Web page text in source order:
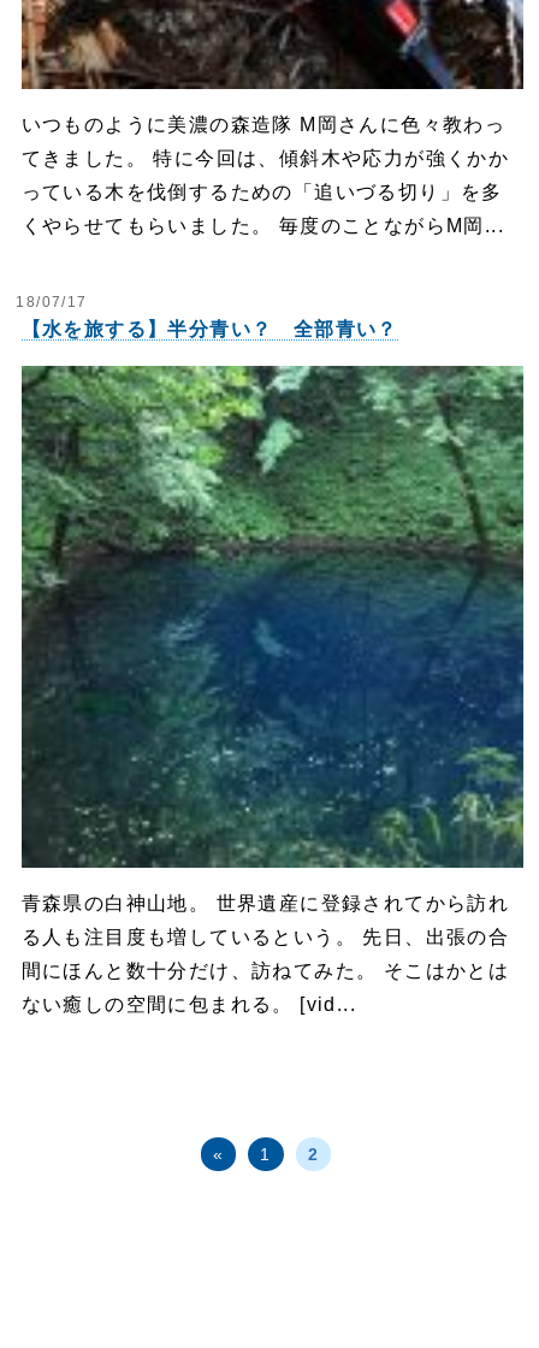
いつものように美濃の森造隊 M岡さんに色々教わっ
てきました。 特に今回は、傾斜木や応力が強くかか
っている木を伐倒するための「追いづる切り」を多
くやらせてもらいました。 毎度のことながらM岡...
18/07/17
【水を旅する】半分青い？ 全部青い？
青森県の白神山地。 世界遺産に登録されてから訪れ
る人も注目度も増しているという。 先日、出張の合
間にほんと数十分だけ、訪ねてみた。 そこはかとは
ない癒しの空間に包まれる。 [vid...
« 1 2